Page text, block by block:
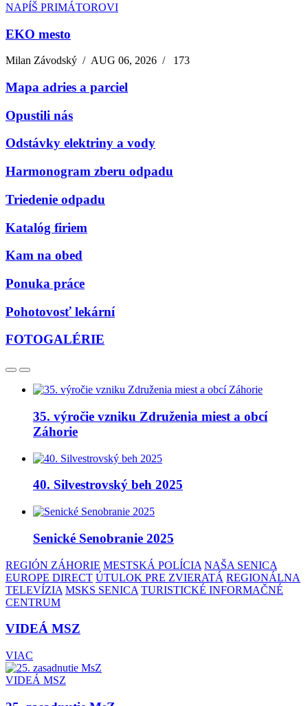
NAPÍŠ PRIMÁTOROVI
EKO mesto
Milan Závodský /AUG 06, 2026 / 173
Mapa adries a parciel
Opustili nás
Odstávky elektriny a vody
Harmonogram zberu odpadu
Triedenie odpadu
Katalóg firiem
Kam na obed
Ponuka práce
Pohotovosť lekární
FOTOGALÉRIE
35. výročie vzniku Združenia miest a obcí
Záhorie
40. Silvestrovský beh 2025
Senické Senobranie 2025
REGIÓN ZÁHORIE MESTSKÁ POLÍCIA NAŠA SENICA
EUROPE DIRECT ÚTULOK PRE ZVIERATÁ REGIONÁLNA
TELEVÍZIA MSKS SENICA TURISTICKÉ INFORMAČNÉ
CENTRUM
VIDEÁ MSZ
VIAC
VIDEÁ MSZ